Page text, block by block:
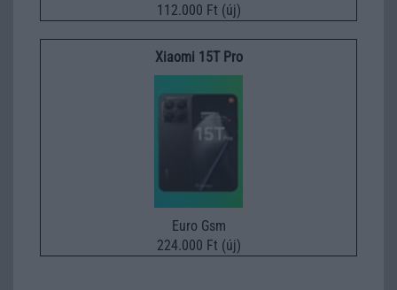
112.000 Ft (új)
Xiaomi 15T Pro
Euro Gsm
224.000 Ft (új)